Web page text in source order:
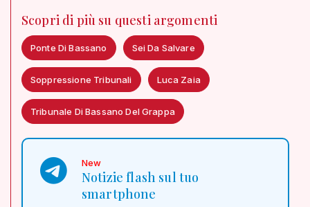
Scopri di più su questi argomenti
Ponte Di Bassano Sei Da Salvare
Soppressione Tribunali Luca Zaia
Tribunale Di Bassano Del Grappa
New
Notizie flash sul tuo
smartphone